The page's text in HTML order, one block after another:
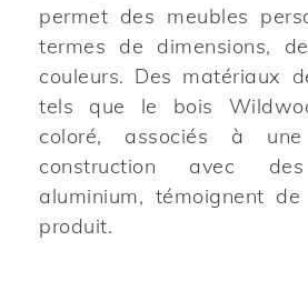
permet des meubles
termes de dimensions,
couleurs. Des matériaux
tels que le bois
coloré, associés à
construction avec
aluminium, témoignent
produit.